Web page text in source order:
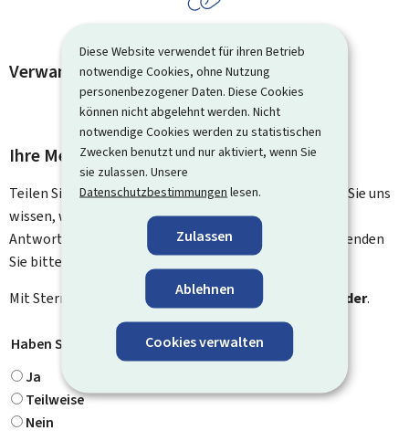
Diese Website verwendet für ihren Betrieb
notwendige Cookies, ohne Nutzung
personenbezogener Daten. Diese Cookies
können nicht abgelehnt werden. Nicht
notwendige Cookies werden zu statistischen
Zwecken benutzt und nur aktiviert, wenn Sie
sie zulassen. Unsere
Datenschutzbestimmungen lesen.
Zulassen
Ablehnen
Cookies verwalten
Verwandte Vorgänge und Links
Ihre Meinung interessiert uns
Teilen Sie uns Ihre Meinung zu dieser Seite mit. Lassen Sie uns
wissen, was wir verbessern können. Sie erhalten keine
Antwort auf Ihr Feedback. Für spezifische Fragen verwenden
Sie bitte das Kontaktformular.
Mit Stern gekennzeichnete Felder (
) sind Pflichtfelder.
Haben Sie gefunden, wonach Sie gesucht haben?
Ja
Teilweise
Nein